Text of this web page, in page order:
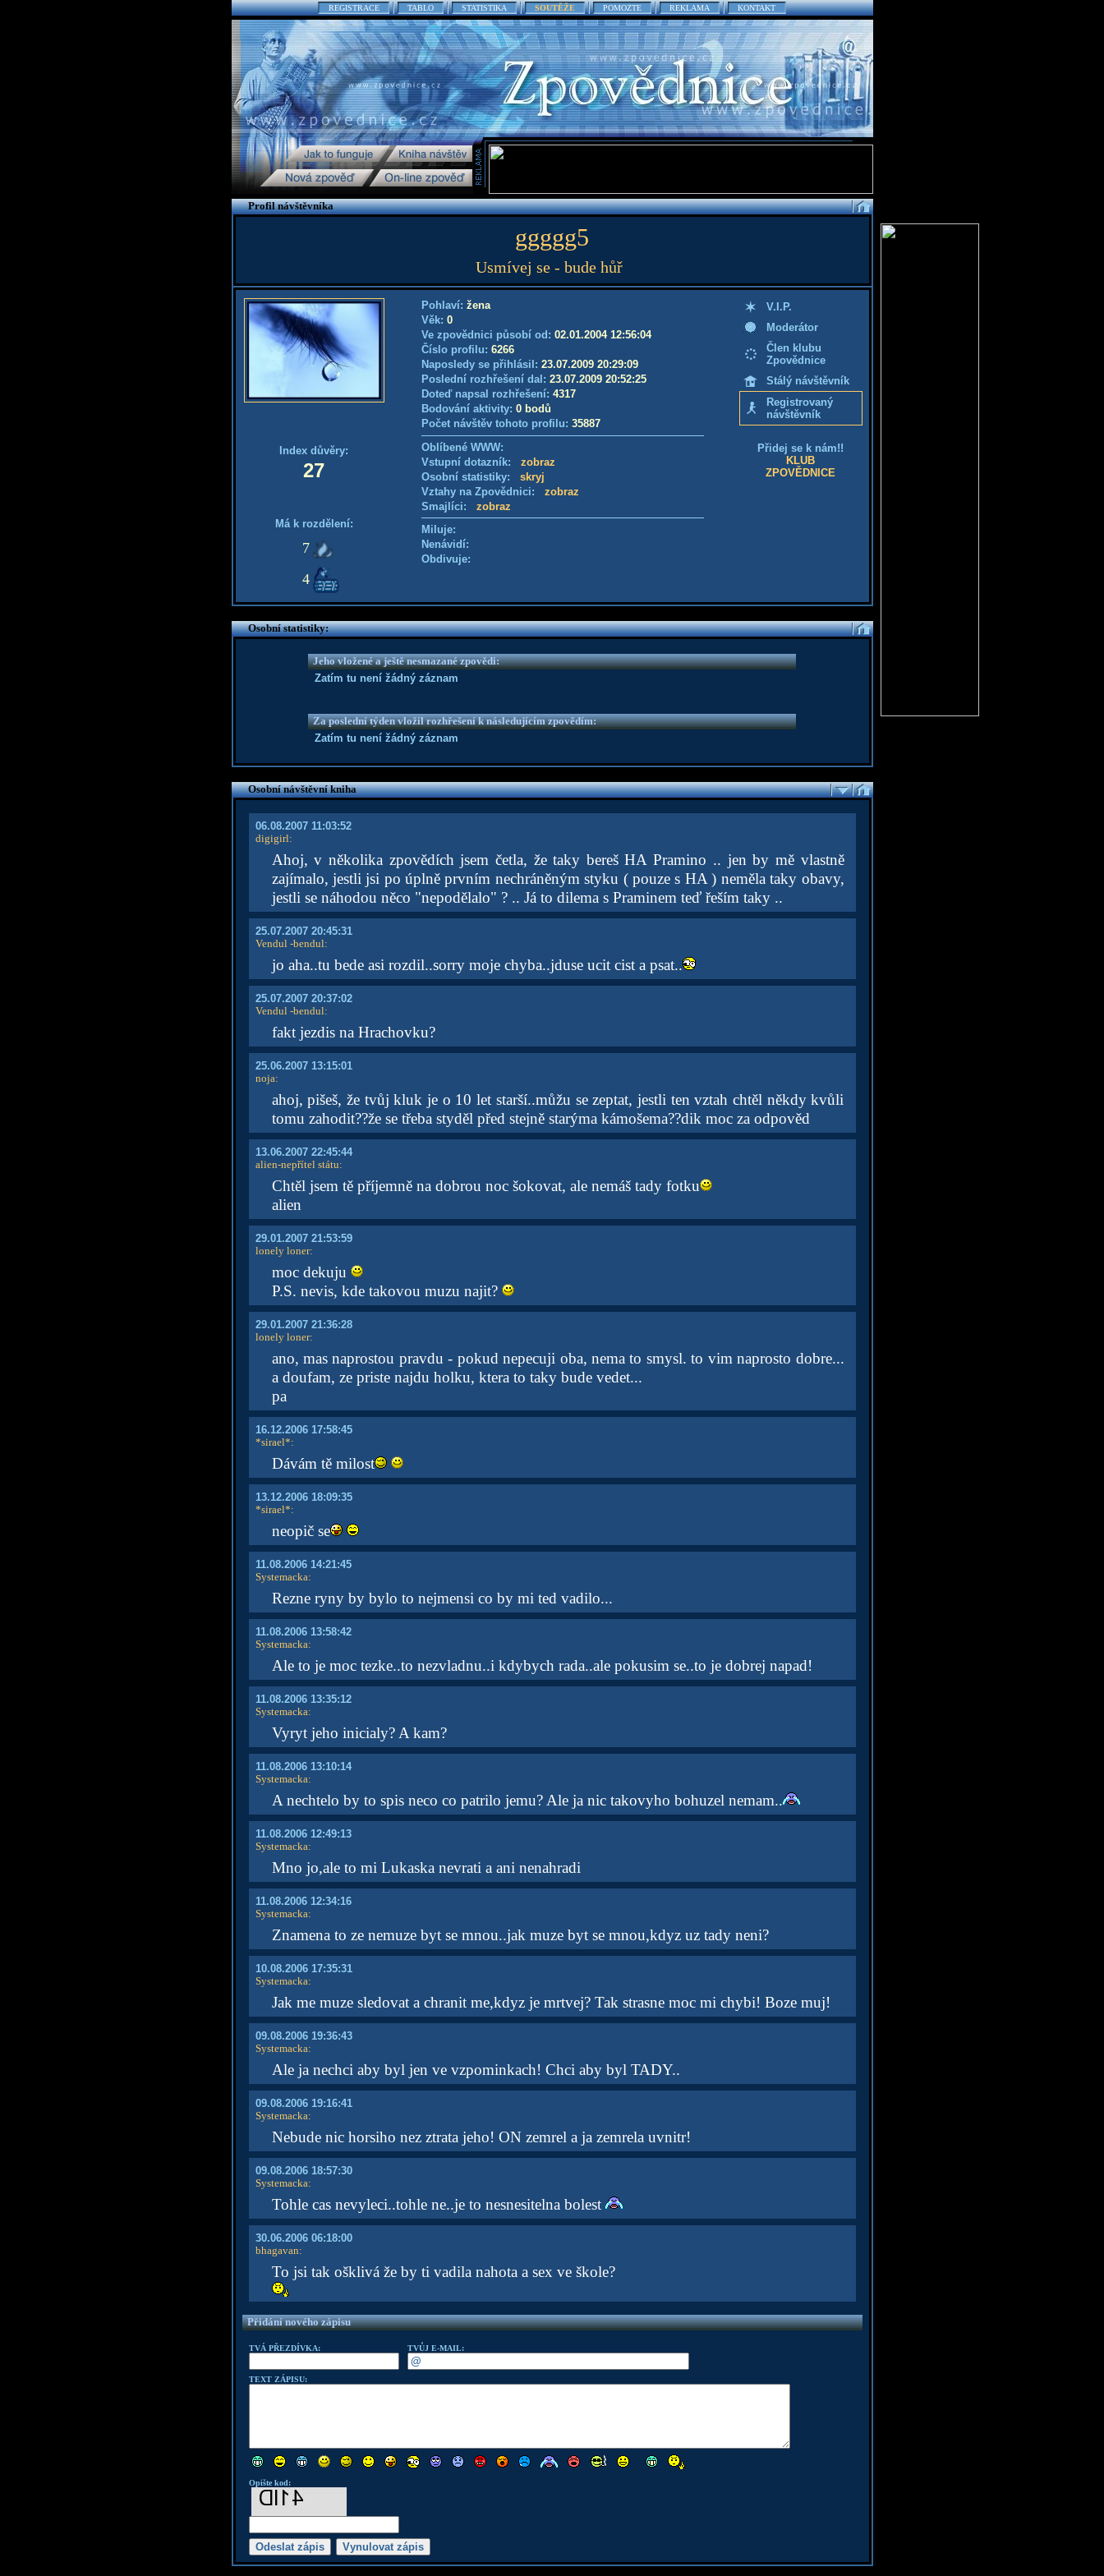
REGISTRACE TABLO STATISTIKA SOUTĚŽE POMOZTE REKLAMA KONTAKT
Profil návštěvníka
ggggg5
Usmívej se - bude hůř
Index důvěry:
27
Má k rozdělení:
7
4
Pohlaví: žena
Věk: 0
Ve zpovědnici působí od: 02.01.2004 12:56:04
Číslo profilu: 6266
Naposledy se přihlásil: 23.07.2009 20:29:09
Poslední rozhřešení dal: 23.07.2009 20:52:25
Doteď napsal rozhřešení: 4317
Bodování aktivity: 0 bodů
Počet návštěv tohoto profilu: 35887
Oblíbené WWW:
Vstupní dotazník: zobraz
Osobní statistiky: skryj
Vztahy na Zpovědnici: zobraz
Smajlíci: zobraz
Miluje:
Nenávidí:
Obdivuje:
V.I.P.
Moderátor
Člen klubu
Zpovědnice
Stálý návštěvník
Registrovaný
návštěvník
Přidej se k nám!!
KLUB
ZPOVĚDNICE
Osobní statistiky:
Jeho vložené a ještě nesmazané zpovědi:
Zatím tu není žádný záznam
Za poslední týden vložil rozhřešení k následujícím zpovědím:
Zatím tu není žádný záznam
Osobní návštěvní kniha
06.08.2007 11:03:52
digigirl:
Ahoj, v několika zpovědích jsem četla, že taky bereš HA Pramino .. jen by mě vlastně
zajímalo, jestli jsi po úplně prvním nechráněným styku ( pouze s HA ) neměla taky obavy,
jestli se náhodou něco "nepodělalo" ? .. Já to dilema s Praminem teď řeším taky ..
25.07.2007 20:45:31
Vendul -bendul:
jo aha..tu bede asi rozdil..sorry moje chyba..jduse ucit cist a psat..
25.07.2007 20:37:02
Vendul -bendul:
fakt jezdis na Hrachovku?
25.06.2007 13:15:01
noja:
ahoj, pišeš, že tvůj kluk je o 10 let starší..můžu se zeptat, jestli ten vztah chtěl někdy kvůli
tomu zahodit??že se třeba styděl před stejně starýma kámošema??dik moc za odpověd
13.06.2007 22:45:44
alien-nepřítel státu:
Chtěl jsem tě příjemně na dobrou noc šokovat, ale nemáš tady fotku
alien
29.01.2007 21:53:59
lonely loner:
moc dekuju
P.S. nevis, kde takovou muzu najit?
29.01.2007 21:36:28
lonely loner:
ano, mas naprostou pravdu - pokud nepecuji oba, nema to smysl. to vim naprosto dobre...
a doufam, ze priste najdu holku, ktera to taky bude vedet...
pa
16.12.2006 17:58:45
*sirael*:
Dávám tě milost
13.12.2006 18:09:35
*sirael*:
neopič se
11.08.2006 14:21:45
Systemacka:
Rezne ryny by bylo to nejmensi co by mi ted vadilo...
11.08.2006 13:58:42
Systemacka:
Ale to je moc tezke..to nezvladnu..i kdybych rada..ale pokusim se..to je dobrej napad!
11.08.2006 13:35:12
Systemacka:
Vyryt jeho inicialy? A kam?
11.08.2006 13:10:14
Systemacka:
A nechtelo by to spis neco co patrilo jemu? Ale ja nic takovyho bohuzel nemam..
11.08.2006 12:49:13
Systemacka:
Mno jo,ale to mi Lukaska nevrati a ani nenahradi
11.08.2006 12:34:16
Systemacka:
Znamena to ze nemuze byt se mnou..jak muze byt se mnou,kdyz uz tady neni?
10.08.2006 17:35:31
Systemacka:
Jak me muze sledovat a chranit me,kdyz je mrtvej? Tak strasne moc mi chybi! Boze muj!
09.08.2006 19:36:43
Systemacka:
Ale ja nechci aby byl jen ve vzpominkach! Chci aby byl TADY..
09.08.2006 19:16:41
Systemacka:
Nebude nic horsiho nez ztrata jeho! ON zemrel a ja zemrela uvnitr!
09.08.2006 18:57:30
Systemacka:
Tohle cas nevyleci..tohle ne..je to nesnesitelna bolest
30.06.2006 06:18:00
bhagavan:
To jsi tak ošklivá že by ti vadila nahota a sex ve škole?
Přidání nového zápisu
TVÁ PŘEZDÍVKA: TVŮJ E-MAIL:
TEXT ZÁPISU:
Opište kod: